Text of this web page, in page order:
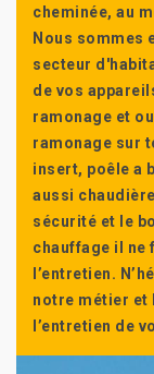
cheminée, au
Nous sommes
secteur
de vos
ramonage et
ramonage sur
insert, poêle a
aussi
sécurité et le
chauffage il ne
l’entretien.
notre métier et
l’entretien de